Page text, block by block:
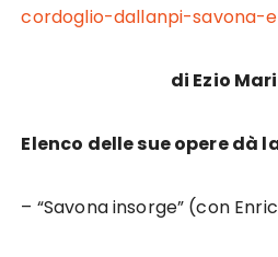
cordoglio-dallanpi-
di Ezio
Elenco delle sue opere dà
– “Savona insorge” (con